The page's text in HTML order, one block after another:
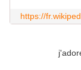
https://